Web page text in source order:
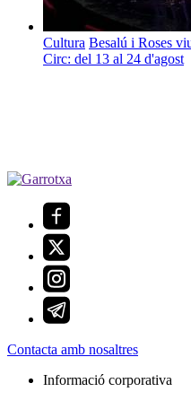
Cultura Besalú i Roses
Circ: del 13 al 24 d'agost
Contacta amb nosaltres
Informació corporativa